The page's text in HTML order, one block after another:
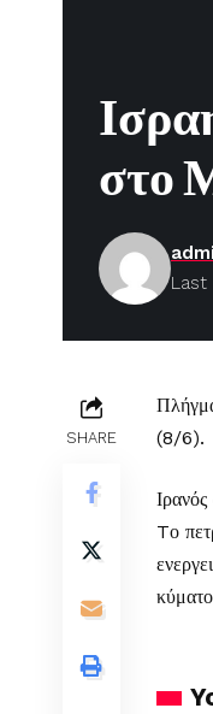
στο
SHARE
(8/6).
Tο